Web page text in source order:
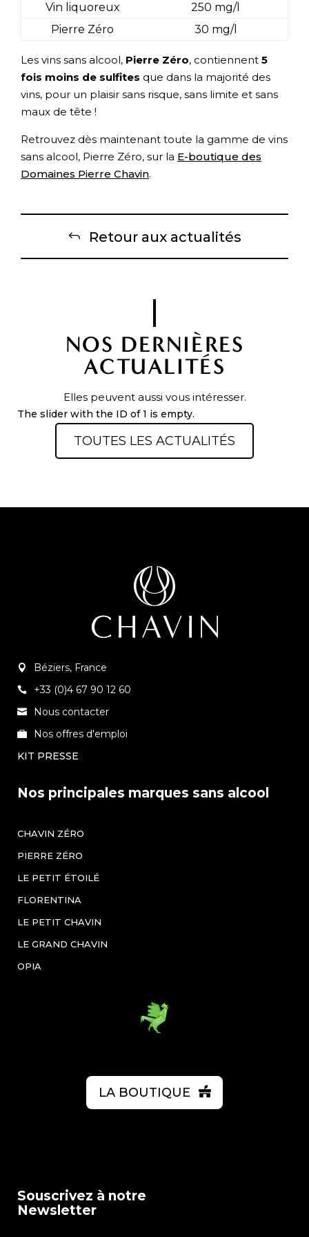
Vin liquoreux
250 mg/l
Pierre Zéro
30 mg/l
Les vins sans alcool, Pierre Zéro, contiennent 5
fois moins de sulfites que dans la majorité des
vins, pour un plaisir sans risque, sans limite et sans
maux de tête !
Retrouvez dès maintenant toute la gamme de vins
sans alcool, Pierre Zéro, sur la E-boutique des
Domaines Pierre Chavin.
Retour aux actualités
NOS DERNIÈRES
ACTUALITÉS
Elles peuvent aussi vous intéresser.
The slider with the ID of 1 is empty.
TOUTES LES ACTUALITÉS
Béziers, France
+33 (0)4 67 90 12 60
Nous contacter
Nos offres d'emploi
KIT PRESSE
Nos principales marques sans alcool
CHAVIN ZÉRO
PIERRE ZÉRO
LE PETIT ÉTOILÉ
FLORENTINA
LE PETIT CHAVIN
LE GRAND CHAVIN
OPIA
LA BOUTIQUE
Souscrivez à notre
Newsletter